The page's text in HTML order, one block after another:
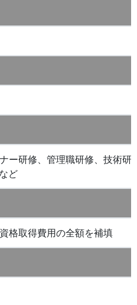
ー研修、管理職研修、技術研
ど
格取得費用の全額を補填